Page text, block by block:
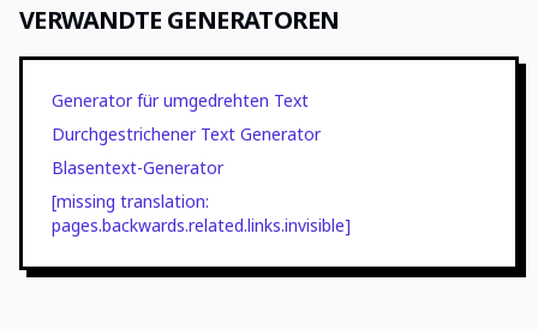
VERWANDTE GENERATOREN
Generator für umgedrehten Text
Durchgestrichener Text Generator
Blasentext-Generator
[missing translation:
pages.backwards.related.links.invisible]